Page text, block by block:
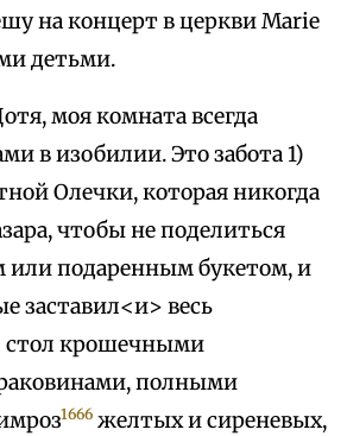
на концерт в церкви Marie
детьми.
моя комната всегда
в изобилии. Это забота 1)
Олечки, которая никогда
чтобы не поделиться
подаренным букетом, и
заставил<и> весь
крошечными
полными
1666 желтых и сиреневых,